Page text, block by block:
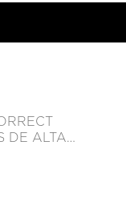
DE ALTA